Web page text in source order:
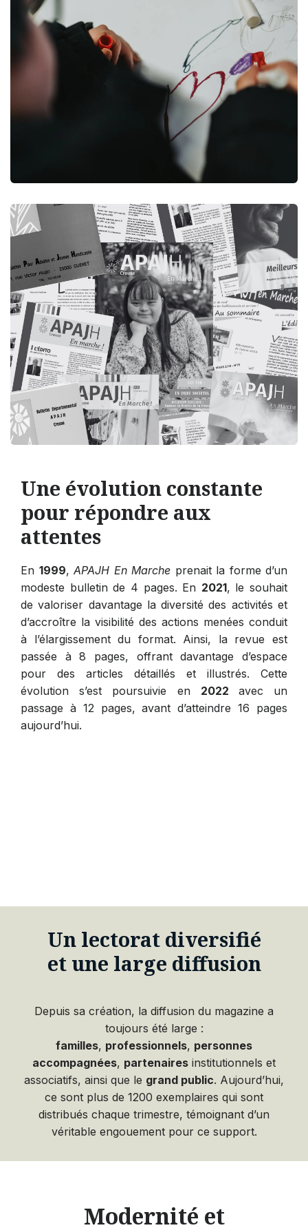
Une évolution constante
pour répondre aux
attentes
En 1999, APAJH En Marche prenait la forme d’un
modeste bulletin de 4 pages. En 2021, le souhait
de valoriser davantage la diversité des activités et
d’accroître la visibilité des actions menées conduit
à l’élargissement du format. Ainsi, la revue est
passée à 8 pages, offrant davantage d’espace
pour des articles détaillés et illustrés. Cette
évolution s’est poursuivie en 2022 avec un
passage à 12 pages, avant d’atteindre 16 pages
aujourd’hui.
Un lectorat diversifié
et une large diffusion
Depuis sa création, la diffusion du magazine a
toujours été large :
familles, professionnels, personnes
accompagnées, partenaires institutionnels et
associatifs, ainsi que le grand public. Aujourd’hui,
ce sont plus de 1200 exemplaires qui sont
distribués chaque trimestre, témoignant d’un
véritable engouement pour ce support.
Modernité et